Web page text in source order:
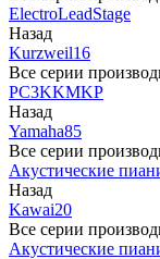
ElectroLeadStage
Назад
Kurzweil16
Все серии
PC3KKMKP
Назад
Yamaha85
Все серии
Акустические
Назад
Kawai20
Все серии
Акустические